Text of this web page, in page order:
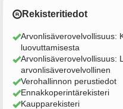
Rekisteritiedot
Arvonlisäverovelvollisuus:
luovuttamisesta
Arvonlisäverovelvollisuus:
arvonlisäverovelvollinen
Verohallinnon perustiedot
Ennakkoperintärekisteri
Kaupparekisteri